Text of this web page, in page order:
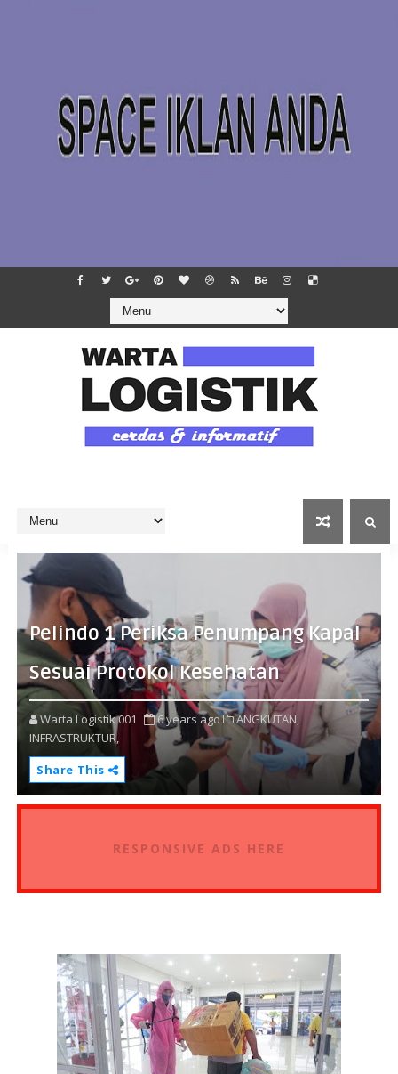
Pelindo 1 Periksa Penumpang Kapal
Sesuai Protokol Kesehatan
Warta Logistik 001 6 years ago
ANGKUTAN,
INFRASTRUKTUR,
Share This
RESPONSIVE ADS HERE